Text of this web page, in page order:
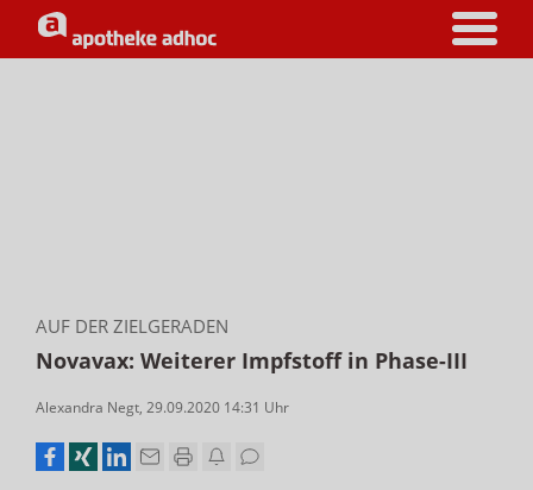
AUF DER ZIELGERADEN
Novavax: Weiterer Impfstoff in Phase-III
Alexandra Negt, 29.09.2020 14:31 Uhr